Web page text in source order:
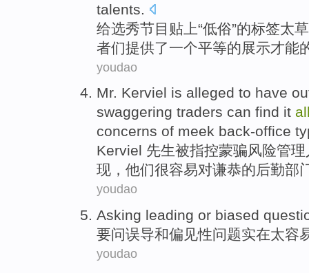
talents
给选秀节目 贴上“低俗”的标签太
者们提供了一个平等的展示才能
youdao
Mr. Kerviel is alleged to have
swaggering traders can find it
concerns of meek back-office
Kerviel 先生被指控蒙骗风险管
现 ， 他们很容易对谦恭的后勤部
youdao
Asking leading or biased
要问误导和偏见性问题实在太容
youdao